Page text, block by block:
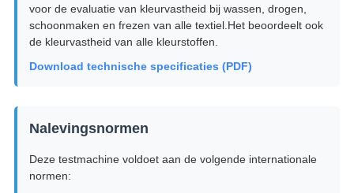
voor de evaluatie van kleurvastheid bij wassen, drogen,
schoonmaken en frezen van alle textiel.Het beoordeelt ook
de kleurvastheid van alle kleurstoffen.
Download technische specificaties (PDF)
Nalevingsnormen
Deze testmachine voldoet aan de volgende internationale
normen: